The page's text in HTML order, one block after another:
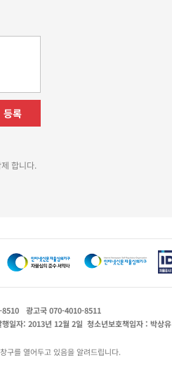
등록
합니다.
8510
광고국 070-4010-8511
행일자: 2013년 12월 2일 청소년보호책임자 : 박상유
구를 열어두고 있음을 알려드립니다.